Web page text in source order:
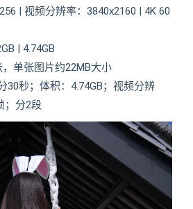
| 视频分辨率：3840x2160 | 4K 60
| 4.74GB
单张图片约22MB大小
30秒；体积：4.74GB；视频分辨
；分2段